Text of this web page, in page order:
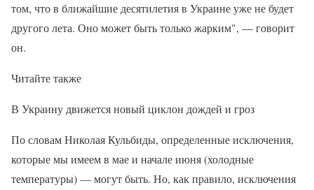
том, что в ближайшие десятилетия в Украине уже не будет
другого лета. Оно может быть только жарким", — говорит
он.
Читайте также
В Украину движется новый циклон дождей и гроз
По словам Николая Кульбиды, определенные исключения,
которые мы имеем в мае и начале июня (холодные
температуры) — могут быть. Но, как правило, исключения